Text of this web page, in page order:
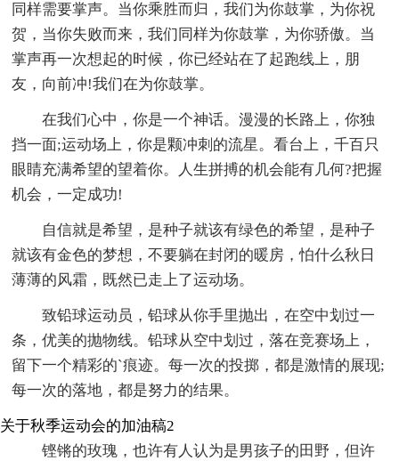
同样需要掌声。当你乘胜而归，我们为你鼓掌，为你祝
贺，当你失败而来，我们同样为你鼓掌，为你骄傲。当
掌声再一次想起的时候，你已经站在了起跑线上，朋
友，向前冲!我们在为你鼓掌。
在我们心中，你是一个神话。漫漫的长路上，你独
挡一面;运动场上，你是颗冲刺的流星。看台上，千百只
眼睛充满希望的望着你。人生拼搏的机会能有几何?把握
机会，一定成功!
自信就是希望，是种子就该有绿色的希望，是种子
就该有金色的梦想，不要躺在封闭的暖房，怕什么秋日
薄薄的风霜，既然已走上了运动场。
致铅球运动员，铅球从你手里抛出，在空中划过一
条，优美的抛物线。铅球从空中划过，落在竞赛场上，
留下一个精彩的`痕迹。每一次的投掷，都是激情的展现;
每一次的落地，都是努力的结果。
关于秋季运动会的加油稿2
铿锵的玫瑰，也许有人认为是男孩子的田野，但许